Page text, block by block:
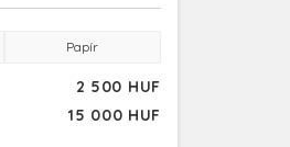
Papír
2 500 HUF
15 000 HUF